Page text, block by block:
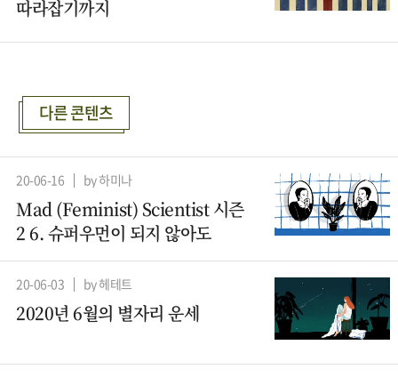
따라잡기까지
다른 콘텐츠
20-06-16 by 하미나
Mad (Feminist) Scientist 시즌
2 6. 슈퍼우먼이 되지 않아도
20-06-03 by 헤테트
2020년 6월의 별자리 운세